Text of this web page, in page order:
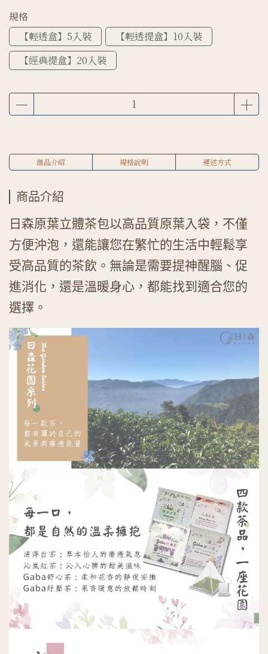
規格
【輕透盒】5入裝
【輕透提盒】10入裝
【經典提盒】20入裝
商品介紹 規格說明 運送方式
商品介紹
日森原葉立體茶包以高品質原葉入袋，不僅
方便沖泡，還能讓您在繁忙的生活中輕鬆享
受高品質的茶飲。無論是需要提神醒腦、促
進消化，還是溫暖身心，都能找到適合您的
選擇。